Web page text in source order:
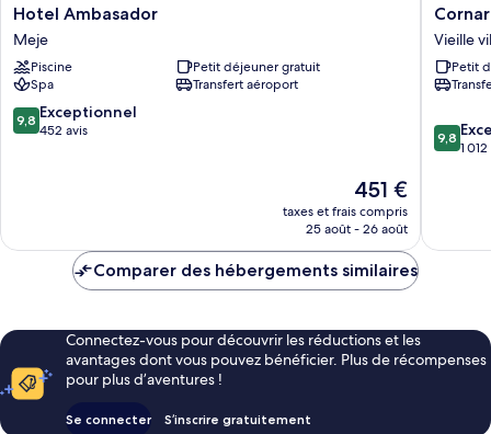
Hotel
Ambasador
Meje
Hotel Ambasador
Meje
Piscine
Petit déjeuner gratuit
Spa
Transfert aéroport
9.8
sur
9,8 Exceptionnel
452 avis
Le
nouveau
prix
de
451 €
taxes et frais compris
25 août - 26 août
Cornaro
Hotel
Vieille
ville
de
Vieille
Petit
9.8
sur
9,8
1
Comparer des hébergements similaires
Connectez-vous pour découvrir les réductions et les
avantages dont vous pouvez bénéficier. Plus de récompenses
pour plus d’aventures !
Se connecter S’inscrire gratuitement